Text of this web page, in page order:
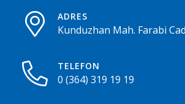
ADRES
Kunduzhan Mah. Farabi
TELEFON
0 (364) 319 19 19